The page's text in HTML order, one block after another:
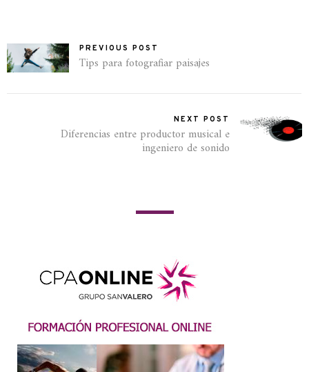
PREVIOUS POST
Tips para fotografiar paisajes
NEXT POST
Diferencias entre productor musical e
ingeniero de sonido